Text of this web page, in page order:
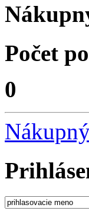
Počet
0